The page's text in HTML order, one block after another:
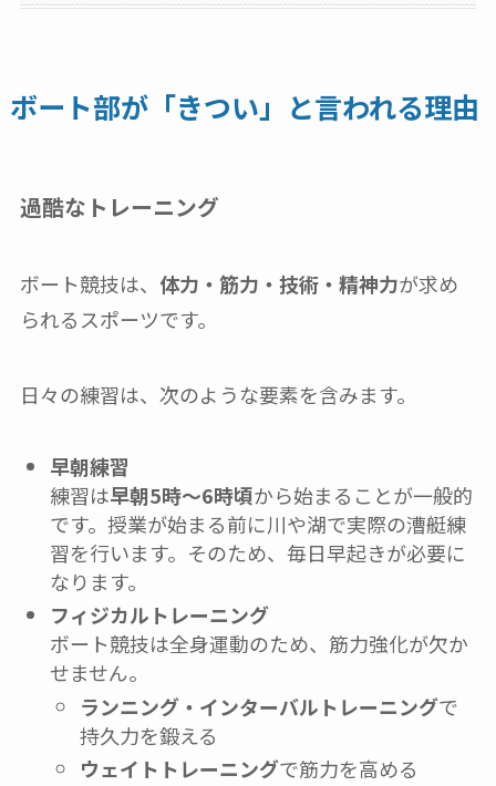
ボート部が「きつい」と言われる理由
過酷なトレーニング
ボート競技は、 体力・筋力・技術・精神力が求め
られるスポーツです。
日々の練習は、次のような要素を含みます。
早朝練習
練習は早朝5時〜6時頃から始まることが一般的
です。授業が始まる前に川や湖で実際の漕艇練
習を行います。そのため、毎日早起きが必要に
なります。
フィジカルトレーニング
ボート競技は全身運動のため、筋力強化が欠か
せません。
ランニング・インターバルトレーニングで
持久力を鍛える
ウェイトトレーニングで筋力を高める